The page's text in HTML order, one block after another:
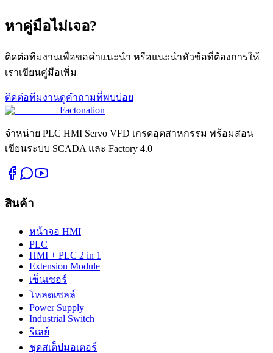
หาคู่มือไม่เจอ?
ติดต่อทีมงานเพื่อขอคำแนะนำ หรือแนะนำหัวข้อที่ต้องการให้
เราเขียนคู่มือเพิ่ม
ติดต่อทีมงานดูคำถามที่พบบ่อย
Factonation
จำหน่าย PLC HMI Servo VFD เกรดอุตสาหกรรม พร้อมสอน
เขียนระบบ SCADA และ Factory 4.0
สินค้า
หน้าจอ HMI
PLC
HMI + PLC 2 in 1
Extension Module
เซ็นเซอร์
โหลดเซลล์
Power Supply
Industrial Switch
รีเลย์
ชุดสเต็ปมอเตอร์